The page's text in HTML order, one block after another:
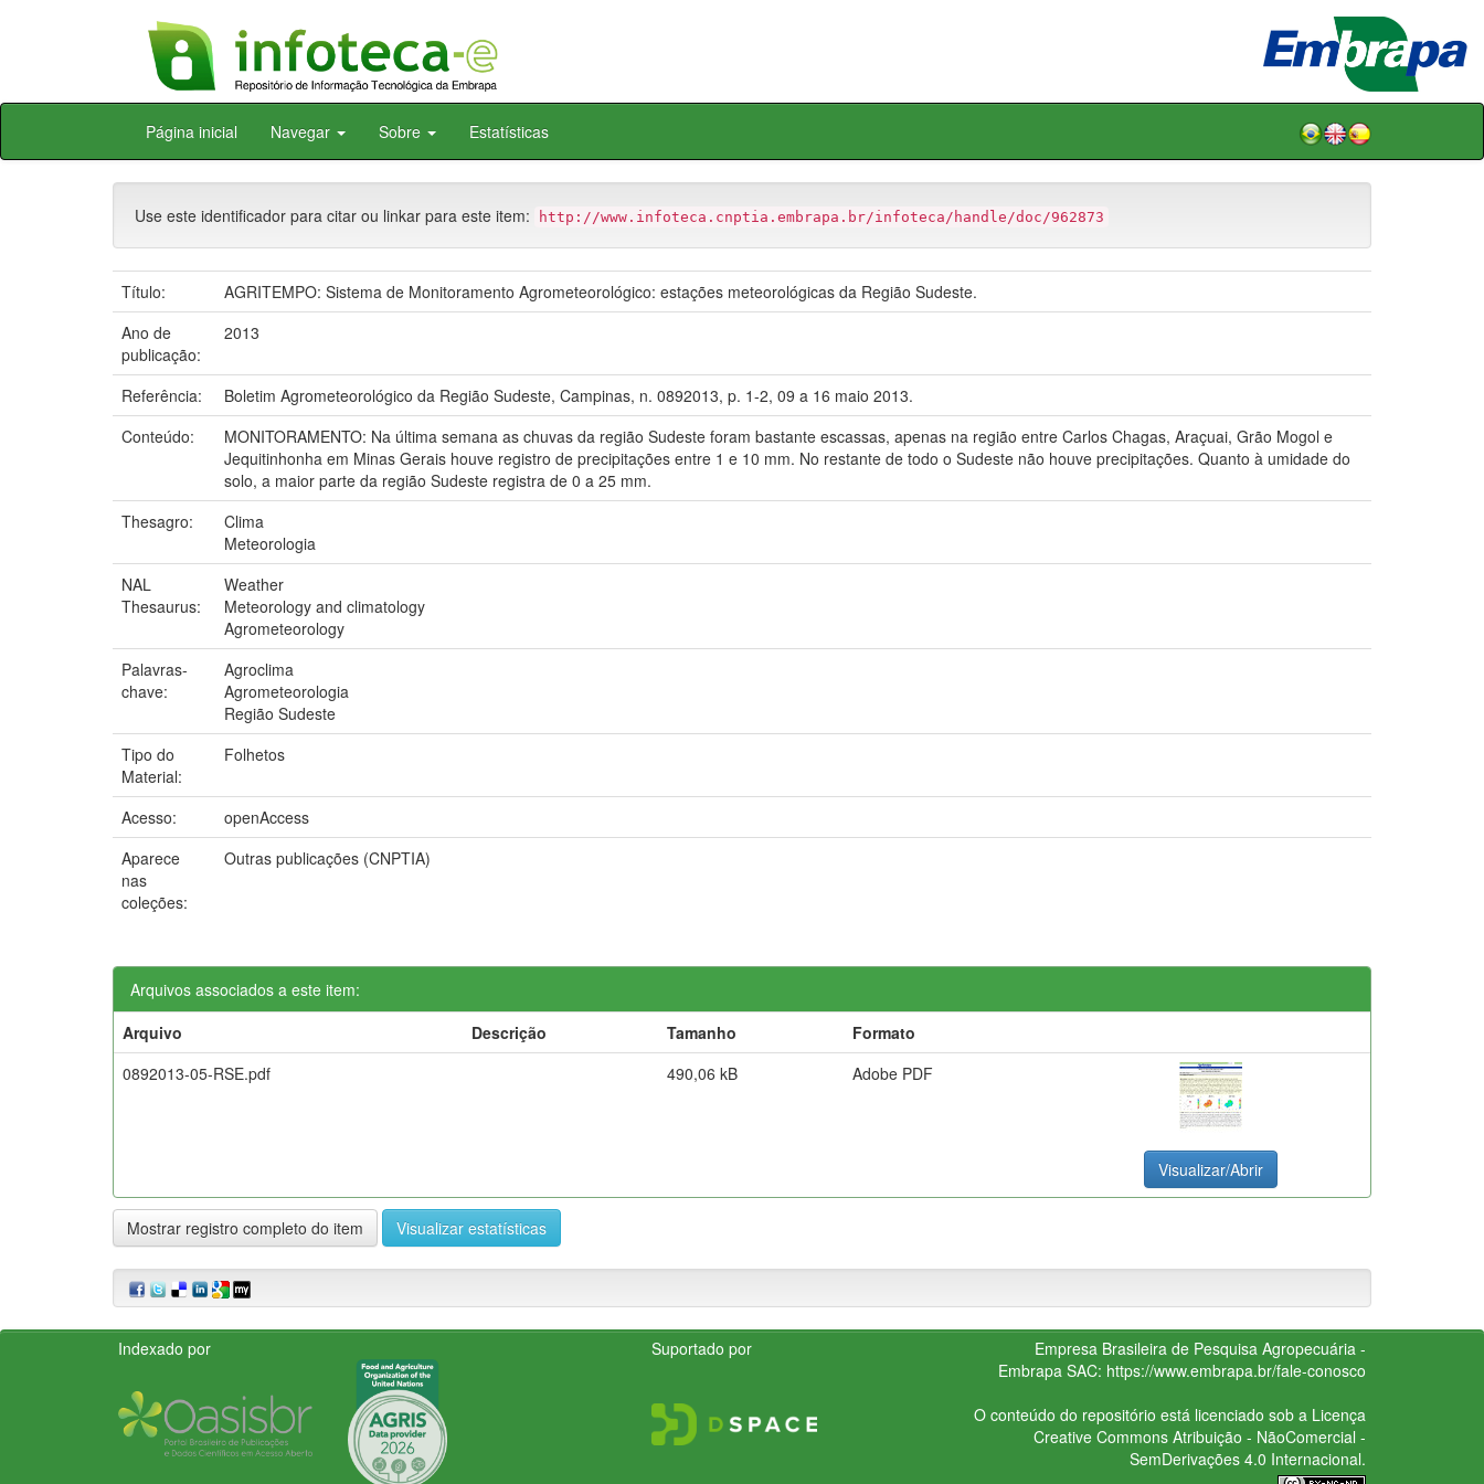
Skip
Página inicial Navegar Sobre Estatísticas
Use este identificador para citar ou linkar para este item: http://www.infoteca.cnptia.embrapa.br/infoteca/handle/doc/962873
Título:
AGRITEMPO: Sistema de Monitoramento Agrometeorológico: estações meteorológicas da Região Sudeste.
Ano de
publicação:
2013
Referência:
Boletim Agrometeorológico da Região Sudeste, Campinas, n. 0892013, p. 1-2, 09 a 16 maio 2013.
Conteúdo:
MONITORAMENTO: Na última semana as chuvas da região Sudeste foram bastante escassas, apenas na região entre Carlos Chagas, Araçuai, Grão Mogol e
Jequitinhonha em Minas Gerais houve registro de precipitações entre 1 e 10 mm. No restante de todo o Sudeste não houve precipitações. Quanto à umidade do
solo, a maior parte da região Sudeste registra de 0 a 25 mm.
Thesagro:
Clima
Meteorologia
NAL
Thesaurus:
Weather
Meteorology and climatology
Agrometeorology
Palavras-
chave:
Agroclima
Agrometeorologia
Região Sudeste
Tipo do
Material:
Folhetos
Acesso:
openAccess
Aparece
nas
coleções:
Outras publicações (CNPTIA)
Arquivos associados a este item:
Arquivo
Descrição Tamanho
Formato
0892013-05-RSE.pdf
490,06 kB Adobe PDF
Visualizar/Abrir
Mostrar registro completo do item Visualizar estatísticas
Indexado por Suportado por
Empresa Brasileira de Pesquisa Agropecuária -
Embrapa SAC: https://www.embrapa.br/fale-conosco
O conteúdo do repositório está licenciado sob a Licença
Creative CommonsAtribuição - NãoComercial -
SemDerivações 4.0 Internacional.